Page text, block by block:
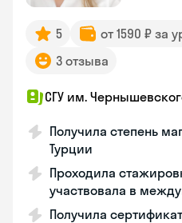
5 от 1590 ₽ за
3 отзыва
СГУ им.
Получила степень
Турции
Проходила
участвовала в
Получила